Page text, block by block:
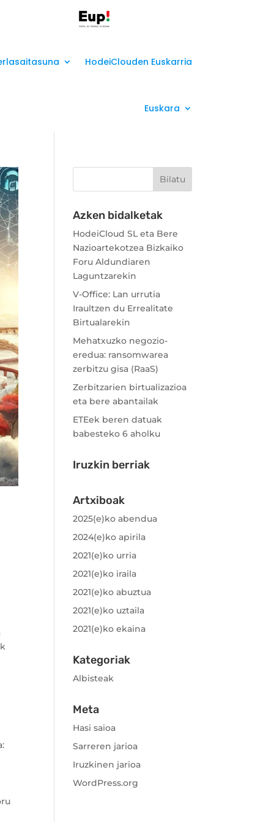
HodeiClouden Euskarria
Euskara
Azken bidalketak
HodeiCloud SL eta Bere
Nazioartekotzea Bizkaiko
Foru Aldundiaren
Laguntzarekin
V-Office: Lan urrutia
Iraultzen du Errealitate
Birtualarekin
Mehatxuzko negozio-
eredua: ransomwarea
zerbitzu gisa (RaaS)
Zerbitzarien birtualizazioa
eta bere abantailak
ETEek beren datuak
babesteko 6 aholku
Iruzkin berriak
Artxiboak
2025(e)ko abendua
2024(e)ko apirila
2021(e)ko urria
2021(e)ko iraila
2021(e)ko abuztua
2021(e)ko uztaila
2021(e)ko ekaina
Kategoriak
Albisteak
Meta
Hasi saioa
Sarreren jarioa
Iruzkinen jarioa
WordPress.org